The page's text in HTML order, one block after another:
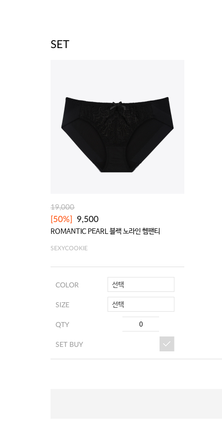
SET
19,000
[50%] 9,500
ROMANTIC PEARL 블랙 노라인 헴팬티
SEXYCOOKIE
COLOR 선택
SIZE 선택
QTY
SET BUY